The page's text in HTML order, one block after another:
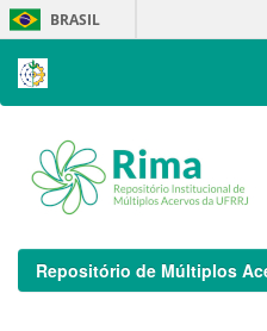
Skip
navigation
BRASIL
Repositório de Múltiplos